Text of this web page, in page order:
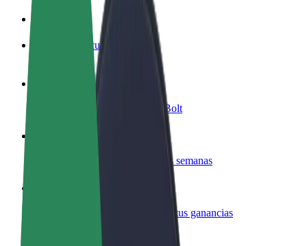
Preguntas frecuentes
Colaborar como conductor
Gana dinero colaborando con Bolt
Repartí comida y cobrá todas las semanas
Llegá a más clientes y maximizá tus ganancias